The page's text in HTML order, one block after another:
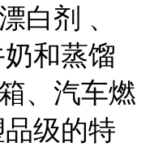
白剂 、
和蒸馏
、汽车燃
级的特